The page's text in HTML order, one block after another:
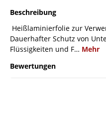
Beschreibung
Heißlaminierfolie zur
Dauerhafter Schutz von
Flüssigkeiten und F… Mehr
Bewertungen